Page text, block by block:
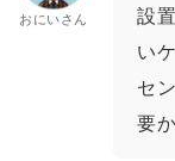
おにいさん
設
い
セ
要